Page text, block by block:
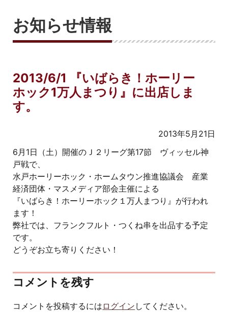
お知らせ情報
2013/6/1 『いばらき！ホーリー
ホック1万人まつり』に出店しま
す。
2013年5月21日
6月1日（土）開催のＪ２リーグ第17節 ヴィッセル神
戸戦で、
水戸ホーリーホック・ホームタウン推進協議会 産業
経済団体・マスメディア部会主催による
『いばらき！ホーリーホック１万人まつり』が行われ
ます！
弊社では、フランクフルト・つくね串を出品する予定
です。
どうぞお立ち寄りください！
コメントを残す
コメントを投稿するには ログイン してください。